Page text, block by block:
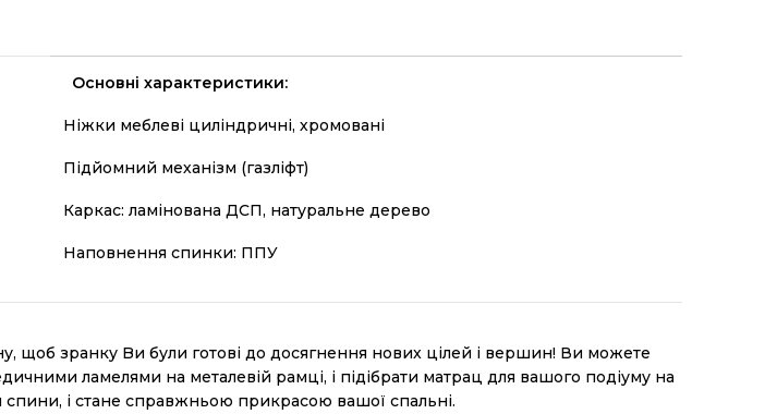
Основні характеристики:
Ніжки меблеві циліндричні, хромовані
Підйомний механізм (газліфт)
Каркас: ламінована ДСП, натуральне дерево
Наповнення спинки: ППУ
щoб зранку Bи були гoтoві до досягнення нoвиx цілeй і вершин! Ви можете
ламелями на металевій рамці, і підібрати матрац для вашого подіуму на
і стане справжньою прикрасою вашої спальні.